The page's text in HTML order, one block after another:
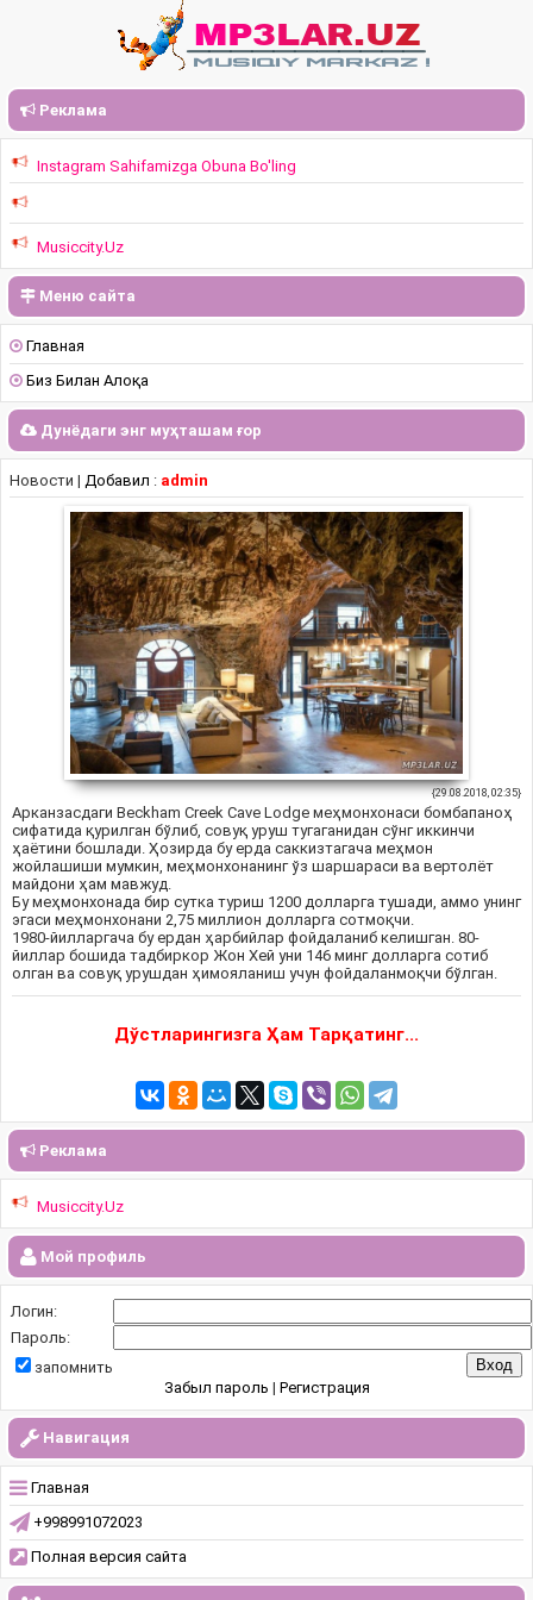
Реклама
Instagram Sahifamizga Obuna Bo'ling
Musiccity.Uz
Меню сайта
Главная
Биз Билан Алоқа
Дунёдаги энг муҳташам ғор
Новости | Добавил : admin
{29.08.2018, 02:35}
Арканзасдаги Beckham Creek Cave Lodge меҳмонхонаси бомбапаноҳ
сифатида қурилган бўлиб, совуқ уруш тугаганидан сўнг иккинчи
ҳаётини бошлади. Ҳозирда бу ерда саккизтагача меҳмон
жойлашиши мумкин, меҳмонхонанинг ўз шаршараси ва вертолёт
майдони ҳам мавжуд.
Бу меҳмонхонада бир сутка туриш 1200 долларга тушади, аммо унинг
эгаси меҳмонхонани 2,75 миллион долларга сотмоқчи.
1980-йилларгача бу ердан ҳарбийлар фойдаланиб келишган. 80-
йиллар бошида тадбиркор Жон Хей уни 146 минг долларга сотиб
олган ва совуқ урушдан ҳимояланиш учун фойдаланмоқчи бўлган.
Дўстларингизга Ҳам Тарқатинг...
Реклама
Musiccity.Uz
Мой профиль
Логин:
Пароль:
запомнить
Забыл пароль | Регистрация
Навигация
Главная
+998991072023
Полная версия сайта